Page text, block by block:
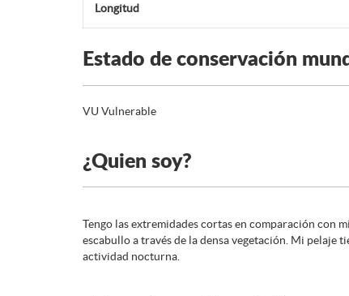
Longitud
Estado de conservación
VU Vulnerable
¿Quien soy?
Tengo las extremidades cortas en comparación con
escabullo a través de la densa vegetación. Mi pelaje
actividad nocturna.